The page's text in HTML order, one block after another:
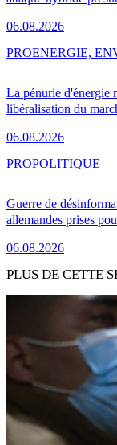
06.08.2026
La pénurie d'énergie
libéralisation du
06.08.2026
PROENERGIE,
Guerre de
allemandes prises
06.08.2026
PROPOLITIQUE
PLUS DE CETTE